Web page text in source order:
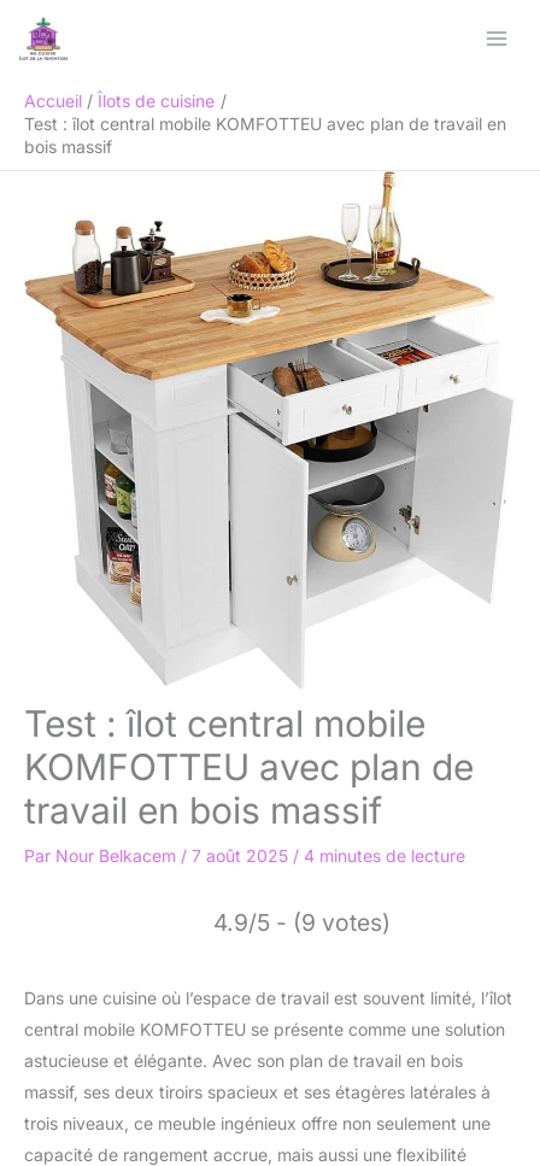
Accueil
Îlots de cuisine
Test : îlot central mobile KOMFOTTEU avec plan de travail en
bois massif
Test : îlot central mobile
KOMFOTTEU avec plan de
travail en bois massif
Par Nour Belkacem / 7 août 2025 / 4 minutes de lecture
4.9/5 - (9 votes)
Dans une cuisine où l’espace de travail est souvent limité, l’îlot
central mobile KOMFOTTEU se présente comme une solution
astucieuse et élégante. Avec son plan de travail en bois
massif, ses deux tiroirs spacieux et ses étagères latérales à
trois niveaux, ce meuble ingénieux offre non seulement une
capacité de rangement accrue, mais aussi une flexibilité
Rechercher